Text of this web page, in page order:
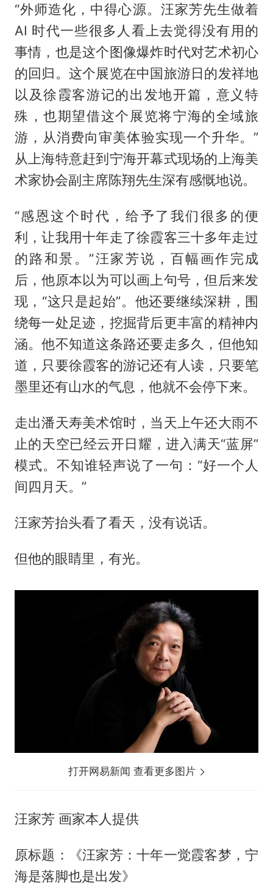
“外师造化，中得心源。汪家芳先生做着
AI 时代一些很多人看上去觉得没有用的
事情，也是这个图像爆炸时代对艺术初心
的回归。这个展览在中国旅游日的发祥地
以及徐霞客游记的出发地开篇，意义特
殊，也期望借这个展览将宁海的全域旅
游，从消费向审美体验实现一个升华。”
从上海特意赶到宁海开幕式现场的上海美
术家协会副主席陈翔先生深有感慨地说。
“感恩这个时代，给予了我们很多的便
利，让我用十年走了徐霞客三十多年走过
的路和景。”汪家芳说，百幅画作完成
后，他原本以为可以画上句号，但后来发
现，“这只是起始”。他还要继续深耕，围
绕每一处足迹，挖掘背后更丰富的精神内
涵。他不知道这条路还要走多久，但他知
道，只要徐霞客的游记还有人读，只要笔
墨里还有山水的气息，他就不会停下来。
走出潘天寿美术馆时，当天上午还大雨不
止的天空已经云开日耀，进入满天“蓝屏”
模式。不知谁轻声说了一句：“好一个人
间四月天。”
汪家芳抬头看了看天，没有说话。
但他的眼睛里，有光。
打开网易新闻 查看更多图片
汪家芳 画家本人提供
原标题：《汪家芳：十年一觉霞客梦，宁
海是落脚也是出发》